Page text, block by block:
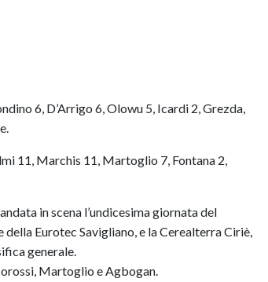
6, D’Arrigo 6, Olowu 5, Icardi 2, Grezda,
11, Marchis 11, Martoglio 7, Fontana 2,
in scena l’undicesima giornata del
Eurotec Savigliano, e la Cerealterra Ciriè,
generale.
Martoglio e Agbogan.